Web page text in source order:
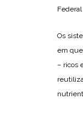
Federal
Os
em
– ricos